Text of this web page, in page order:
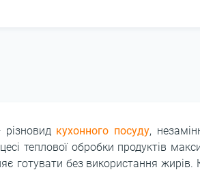
кухонного посуду,
теплової обробки продуктів
готувати без використання